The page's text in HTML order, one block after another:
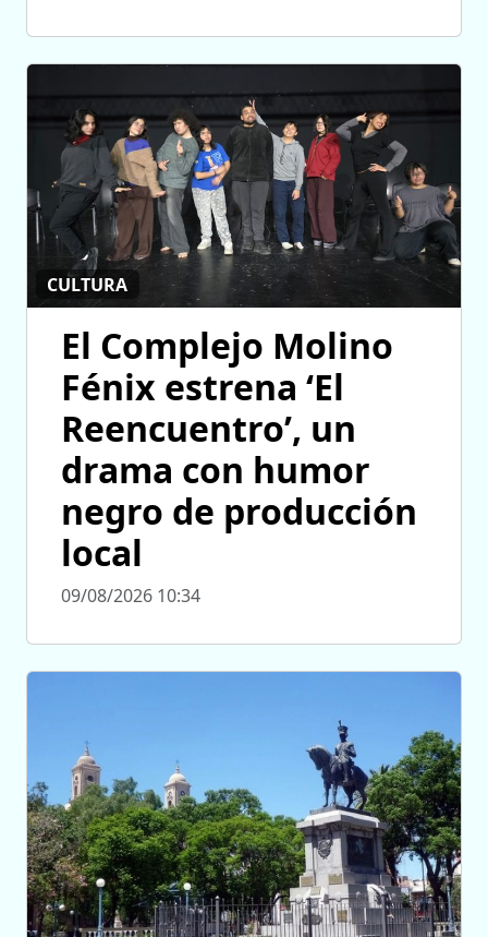
CULTURA
El Complejo Molino
Fénix estrena ‘El
Reencuentro’, un
drama con humor
negro de producción
local
09/08/2026 10:34